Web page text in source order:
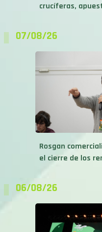
crucíferas,
07/08/26
Rosgan
el cierre de los
06/08/26